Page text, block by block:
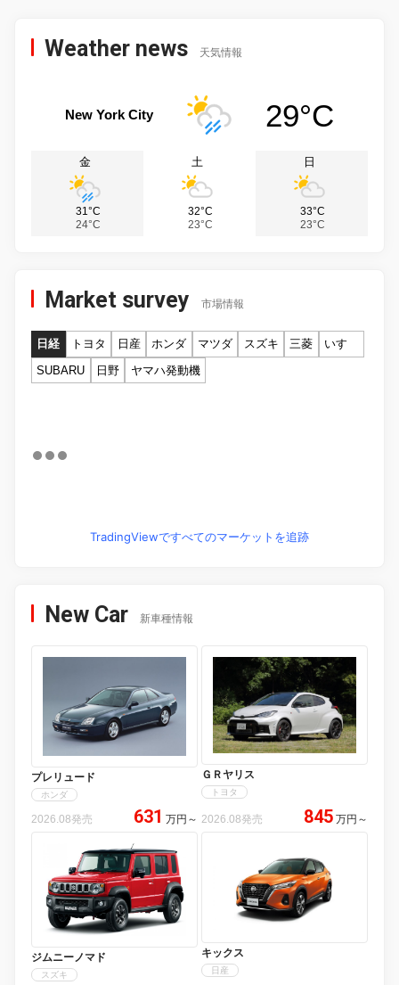
Weather news 天気情報
New York City 29°C
金
31°C
24°C
土
32°C
23°C
日
33°C
23°C
Market survey 市場情報
日経 トヨタ 日産 ホンダ マツダ スズキ 三菱
いすゞ
SUBARU
日野 ヤマハ発動機
TradingViewですべてのマーケットを追跡
New Car 新車種情報
プレリュード
ホンダ
2026.08発売 631 万円 ～
ＧＲヤリス
トヨタ
2026.08発売 845 万円 ～
ジムニーノマド
スズキ
キックス
日産